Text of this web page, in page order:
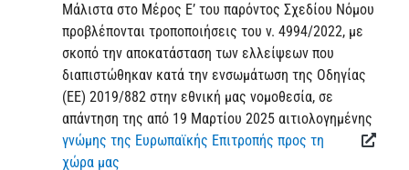
Μάλιστα στο Μέρος Ε’ του παρόντος Σχεδίου Νόμου
προβλέπονται τροποποιήσεις του ν. 4994/2022, με
σκοπό την αποκατάσταση των ελλείψεων που
διαπιστώθηκαν κατά την ενσωμάτωση της Οδηγίας
(ΕΕ) 2019/882 στην εθνική μας νομοθεσία, σε
απάντηση της από 19 Μαρτίου 2025 αιτιολογημένης
γνώμης της Ευρωπαϊκής Επιτροπής προς τη
χώρα μας